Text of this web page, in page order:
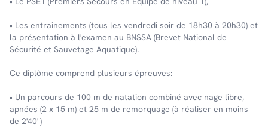
• Les entrainements (tous les vendredi soir de 18h30 à 20h30) et
la présentation à l'examen au BNSSA (Brevet National de
Sécurité et Sauvetage Aquatique).
Ce diplôme comprend plusieurs épreuves:
• Un parcours de 100 m de natation combiné avec nage libre,
apnées (2 x 15 m) et 25 m de remorquage (à réaliser en moins
de 2'40")